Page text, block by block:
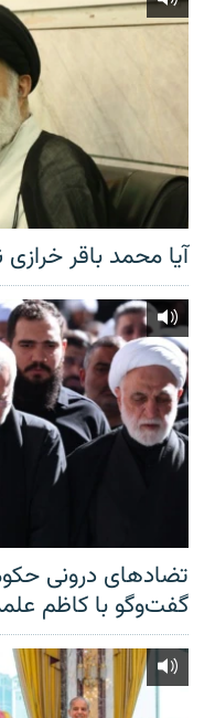
آیا محمد باقر
تضادهای درونی
گفت‌‌وگو با کاظم